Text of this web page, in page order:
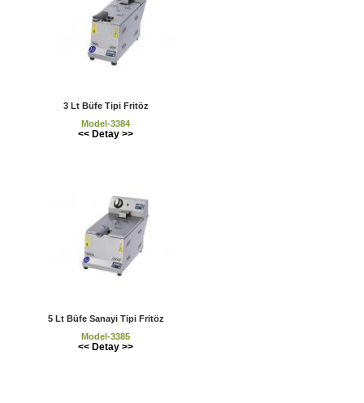
3 Lt Büfe Tipi Fritöz
Model-3384
<< Detay >>
5 Lt Büfe Sanayi Tipi Fritöz
Model-3385
<< Detay >>